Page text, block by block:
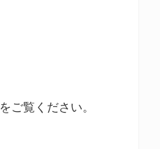
をご覧ください。